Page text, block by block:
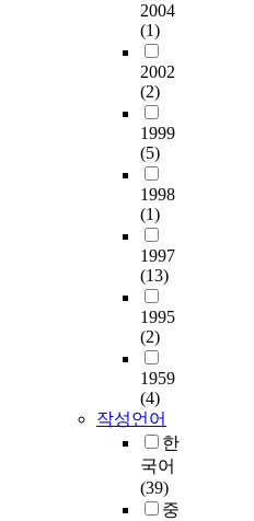
2004
(1)
2002
(2)
1999
(5)
1998
(1)
1997
(13)
1995
(2)
1959
(4)
작성언어
한
국어
(39)
중